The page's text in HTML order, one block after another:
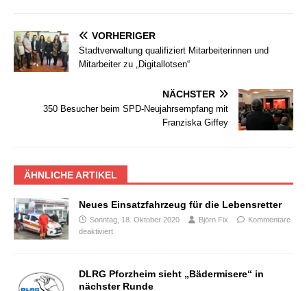
VORHERIGER
Stadtverwaltung qualifiziert Mitarbeiterinnen und
Mitarbeiter zu „Digitallotsen“
NÄCHSTER
350 Besucher beim SPD-Neujahrsempfang mit
Franziska Giffey
ÄHNLICHE ARTIKEL
Neues Einsatzfahrzeug für die Lebensretter
Sonntag, 18. Oktober 2020 Björn Fix
Kommentare
deaktiviert
DLRG Pforzheim sieht „Bädermisere“ in
nächster Runde